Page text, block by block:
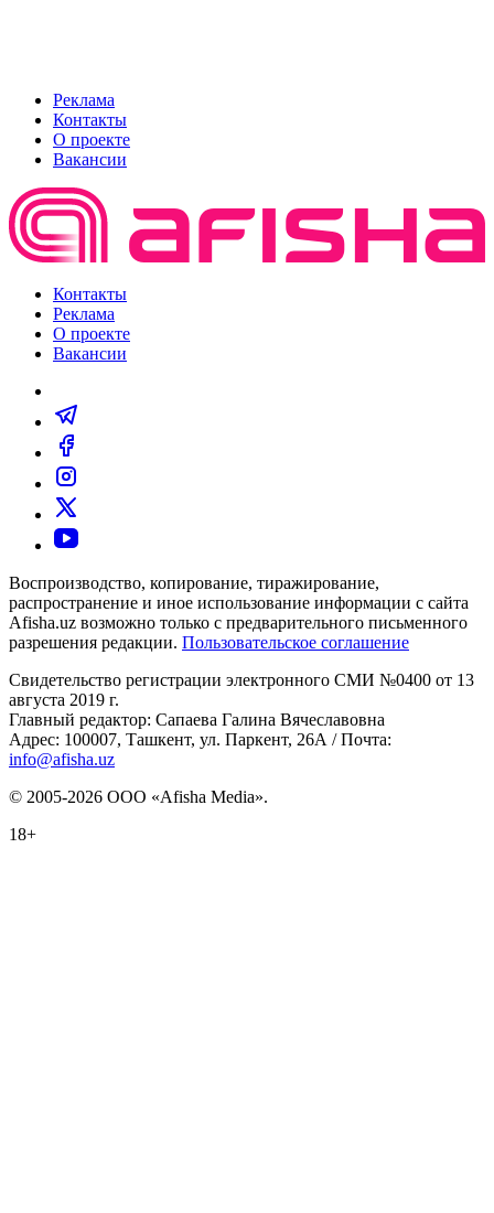
Реклама
Контакты
О проекте
Вакансии
Контакты
Реклама
О проекте
Вакансии
Воспроизводство, копирование, тиражирование,
распространение и иное использование информации с сайта
Afisha.uz возможно только с предварительного письменного
разрешения редакции. Пользовательское соглашение
Свидетельство регистрации электронного СМИ №0400 от 13
августа 2019 г.
Главный редактор: Сапаева Галина Вячеславовна
Адрес: 100007, Ташкент, ул. Паркент, 26А / Почта:
info@afisha.uz
© 2005-2026 ООО «Afisha Media».
18+